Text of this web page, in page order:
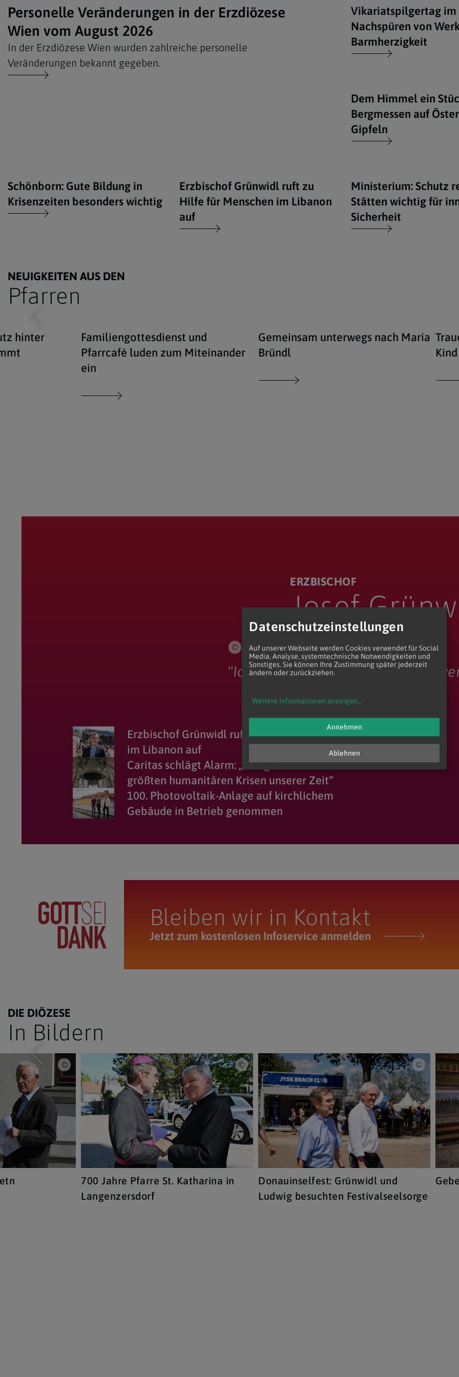
Personelle Veränderungen in der Erzdiözese
Wien vom August 2026
In der Erzdiözese Wien wurden zahlreiche personelle
Veränderungen bekannt gegeben.
Vikariatspilgertag im
Nachspüren von
Barmherzigkeit
Dem Himmel ein
Bergmessen auf
Gipfeln
Schönborn: Gute Bildung in
Krisenzeiten besonders wichtig
Erzbischof Grünwidl ruft zu
Hilfe für Menschen im Libanon
auf
Ministerium: Schutz
Stätten wichtig für
Sicherheit
NEUIGKEITEN AUS DEN
Pfarren
hinter
Familiengottesdienst und
Pfarrcafé luden zum Miteinander
ein
Gemeinsam unterwegs nach Maria
Bründl
Erzdiözese Wien
ERZBISCHOF
Josef
"Ich möchte Seelsorger,
Erzbischof Grünwidl ruft zu Hilfe für Menschen
im Libanon auf
Caritas schlägt Alarm: „Hunger bleibt eine der
größten humanitären Krisen unserer Zeit“
100. Photovoltaik-Anlage auf kirchlichem
Gebäude in Betrieb genommen
Bleiben wir in Kontakt
Jetzt zum kostenlosen Infoservice anmelden
DIE DIÖZESE
In Bildern
www.markus-goestl.at, Markus Goestl Erzdiözese Wien/Göstl
700 Jahre Pfarre St. Katharina in
Langenzersdorf
Erzdiözese
Donauinselfest: Grünwidl und
Ludwig besuchten Festivalseelsorge
Datenschutzeinstellungen
Auf unserer Webseite werden Cookies verwendet für Social
Media, Analyse, systemtechnische Notwendigkeiten und
Sonstiges. Sie können Ihre Zustimmung später jederzeit
ändern oder zurückziehen.
Weitere Informationen anzeigen...
Ablehnen
Annehmen